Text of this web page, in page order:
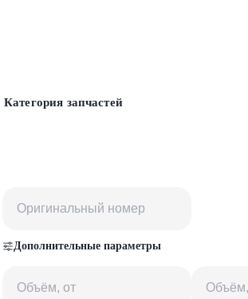
Категория запчастей
Дополнительные параметры